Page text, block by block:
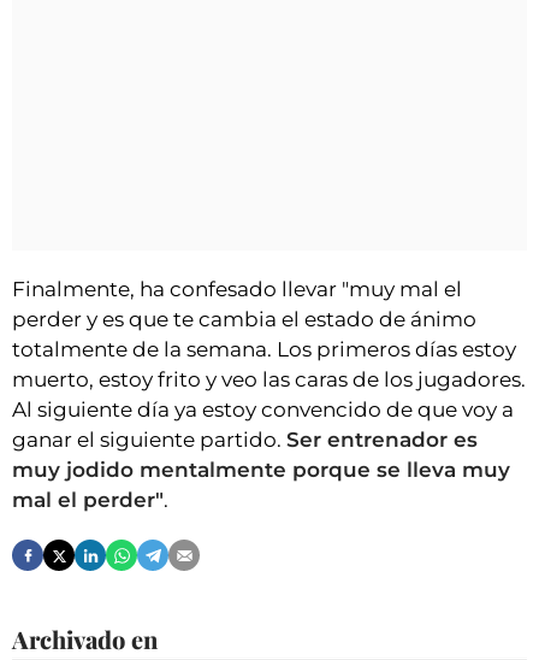
Finalmente, ha confesado llevar "muy mal el
perder y es que te cambia el estado de ánimo
totalmente de la semana. Los primeros días estoy
muerto, estoy frito y veo las caras de los jugadores.
Al siguiente día ya estoy convencido de que voy a
ganar el siguiente partido. Ser entrenador es
muy jodido mentalmente porque se lleva muy
mal el perder".
Archivado en